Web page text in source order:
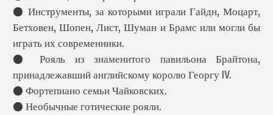
● Инструменты, за которыми играли Гайдн, Моцарт,
Бетховен, Шопен, Лист, Шуман и Брамс или могли бы
играть их современники.
● Рояль из знаменитого павильона Брайтона,
принадлежавший английскому королю Георгу IV.
● Фортепиано семьи Чайковских.
● Необычные готические рояли.